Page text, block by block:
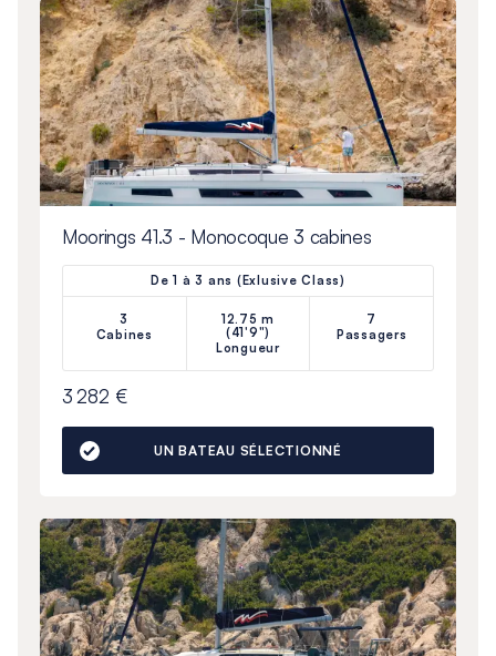
Moorings 41.3 - Monocoque 3 cabines
De 1 à 3 ans (Exlusive Class)
3
Cabines
12.75 m
(41'9")
Longueur
7
Passagers
3 282 €
UN BATEAU SÉLECTIONNÉ